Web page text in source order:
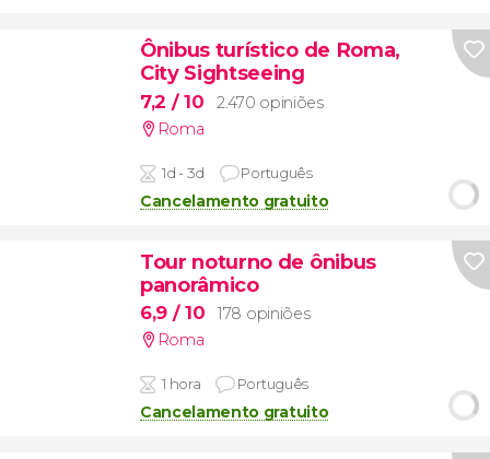
Ônibus turístico de Roma,
City Sightseeing
7,2 / 10
2.470 opiniões
Roma
1d - 3d Português
Cancelamento gratuito
Tour noturno de ônibus
panorâmico
6,9 / 10
178 opiniões
Roma
1 hora Português
Cancelamento gratuito